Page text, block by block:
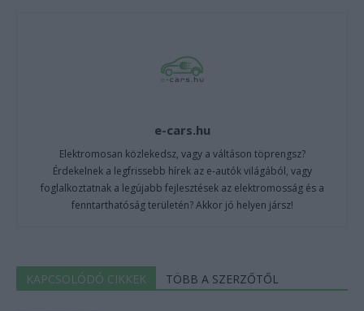
e-cars.hu
Elektromosan közlekedsz, vagy a váltáson töprengsz?
Érdekelnek a legfrissebb hírek az e-autók világából, vagy
foglalkoztatnak a legújabb fejlesztések az elektromosság és a
fenntarthatóság területén? Akkor jó helyen jársz!
KAPCSOLÓDÓ CIKKEK TÖBB A SZERZŐTŐL